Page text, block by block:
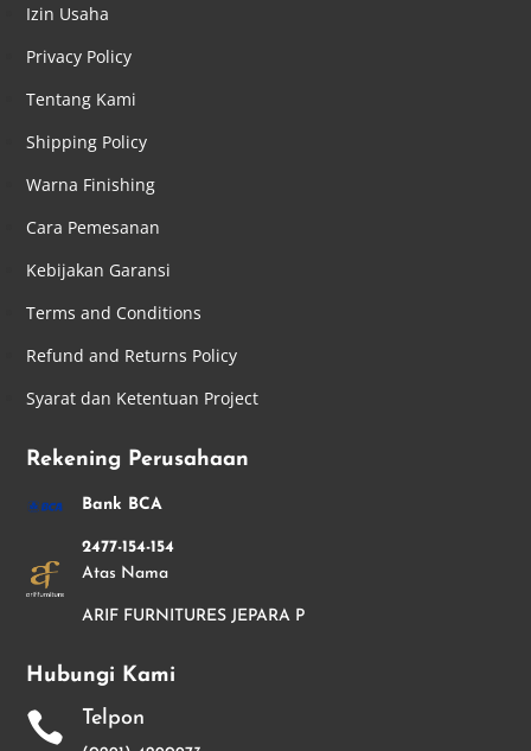
Izin Usaha
Privacy Policy
Tentang Kami
Shipping Policy
Warna Finishing
Cara Pemesanan
Kebijakan Garansi
Terms and Conditions
Refund and Returns Policy
Syarat dan Ketentuan Project
Rekening Perusahaan
Bank BCA
2477-154-154
Atas Nama
ARIF FURNITURES JEPARA P
Hubungi Kami
 Telpon